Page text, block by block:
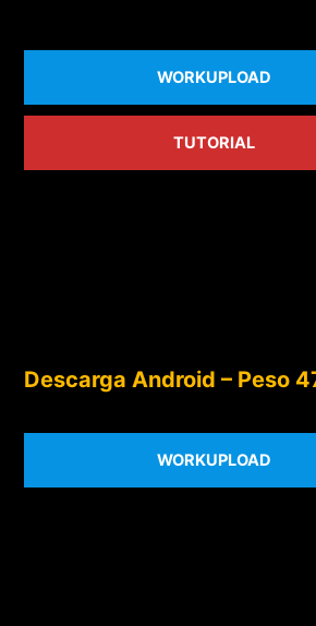
WORKUPLOAD
TUTORIAL
Descarga Android – Peso
WORKUPLOAD